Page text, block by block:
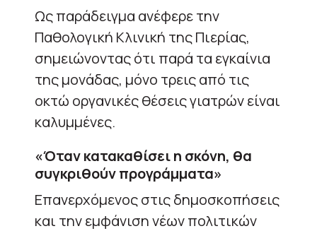
Ως παράδειγμα ανέφερε την
Παθολογική Κλινική της Πιερίας,
σημειώνοντας ότι παρά τα εγκαίνια
της μονάδας, μόνο τρεις από τις
οκτώ οργανικές θέσεις γιατρών είναι
καλυμμένες.
«Όταν κατακαθίσει η σκόνη, θα
συγκριθούν προγράμματα»
Επανερχόμενος στις δημοσκοπήσεις
και την εμφάνιση νέων πολιτικών